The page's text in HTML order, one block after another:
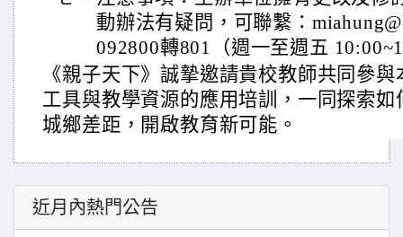
動辦法有疑問，可聯繫：
092800轉801（週一至週五
《親子天下》誠摯邀請貴校教師共同參
工具與教學資源的應用培訓，一同探索
城鄉差距，開啟教育新可能。
近月內熱門公告